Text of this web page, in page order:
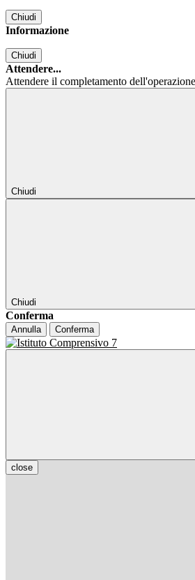
Chiudi
Informazione
Chiudi
Attendere...
Attendere il completamento
Chiudi
Chiudi
Conferma
Annulla Conferma
close